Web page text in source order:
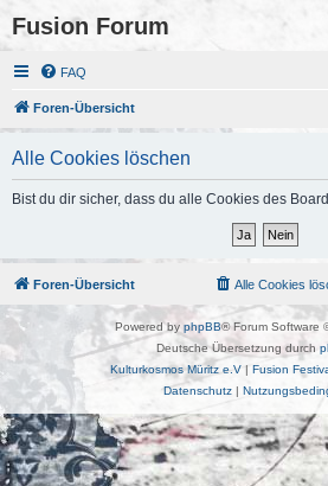
Fusion Forum
FAQ
Foren-Übersicht
Alle Cookies löschen
Bist du dir sicher, dass du alle Cookies des
Foren-Übersicht Alle Cookies
Powered by phpBB® Forum Software
Deutsche Übersetzung durch
Kulturkosmos Müritz e.V | Fusion
Datenschutz|